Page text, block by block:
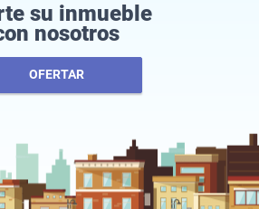
su inmueble
nosotros
OFERTAR